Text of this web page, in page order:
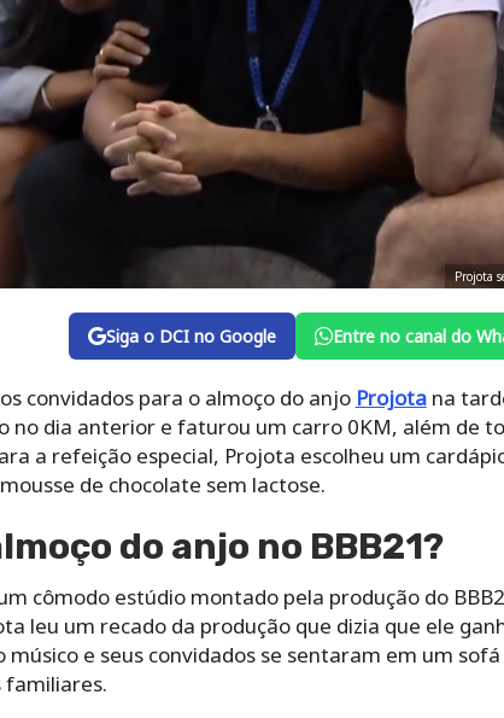
Projota
Siga o DCI no Google Entre no canal do
convidados para o almoço do anjo Projotana
no dia anterior e faturou um carro 0KM, além de
a refeição especial, Projota escolheu um
de chocolate sem lactose.
do anjo no BBB21?
cômodo estúdio montado pela produção do
leu um recado da produção que dizia que ele
músico e seus convidados se sentaram em um
familiares.